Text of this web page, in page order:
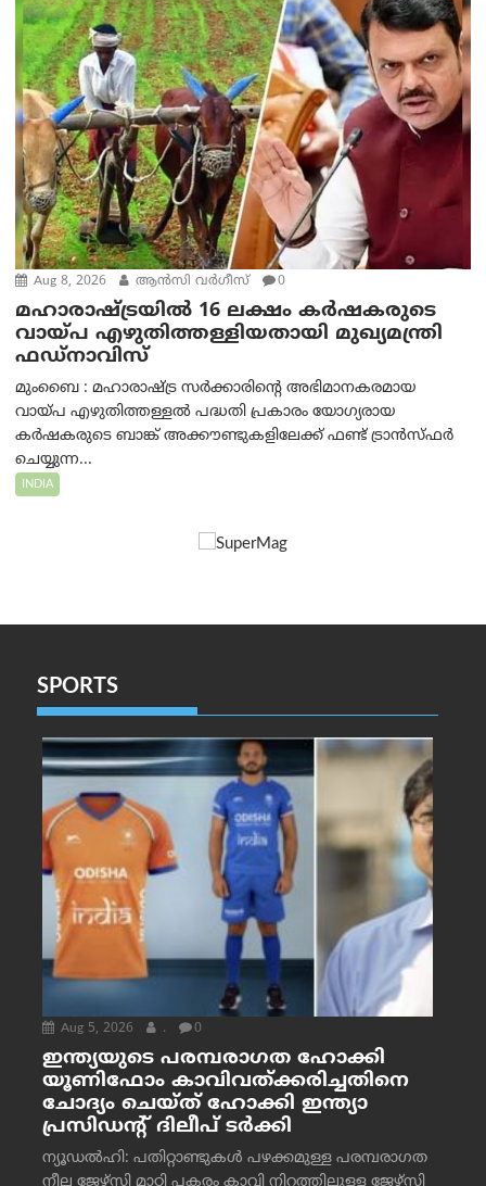
Aug 8, 2026 ആന്‍സി വര്‍ഗീസ് 0
മഹാരാഷ്ട്രയിൽ 16 ലക്ഷം കർഷകരുടെ
വായ്പ എഴുതിത്തള്ളിയതായി മുഖ്യമന്ത്രി
ഫഡ്‌നാവിസ്
മുംബൈ : മഹാരാഷ്ട്ര സർക്കാരിന്റെ അഭിമാനകരമായ
വായ്പ എഴുതിത്തള്ളൽ പദ്ധതി പ്രകാരം യോഗ്യരായ
കർഷകരുടെ ബാങ്ക് അക്കൗണ്ടുകളിലേക്ക് ഫണ്ട് ട്രാൻസ്ഫർ
ചെയ്യുന്ന...
INDIA
SPORTS
Aug 5, 2026 . 0
ഇന്ത്യയുടെ പരമ്പരാഗത ഹോക്കി
യൂണിഫോം കാവിവത്ക്കരിച്ചതിനെ
ചോദ്യം ചെയ്ത് ഹോക്കി ഇന്ത്യാ
പ്രസിഡന്റ് ദിലീപ് ടര്‍ക്കി
ന്യൂഡൽഹി: പതിറ്റാണ്ടുകൾ പഴക്കമുള്ള പരമ്പരാഗത
നീല ജേഴ്‌സി മാറ്റി പകരം കാവി നിറത്തിലുള്ള ജേഴ്‌സി